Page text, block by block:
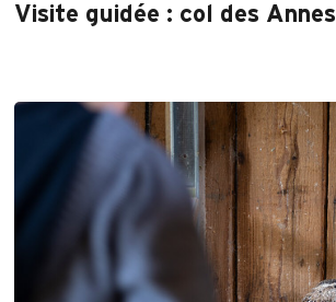
Visite guidée : col des Annes